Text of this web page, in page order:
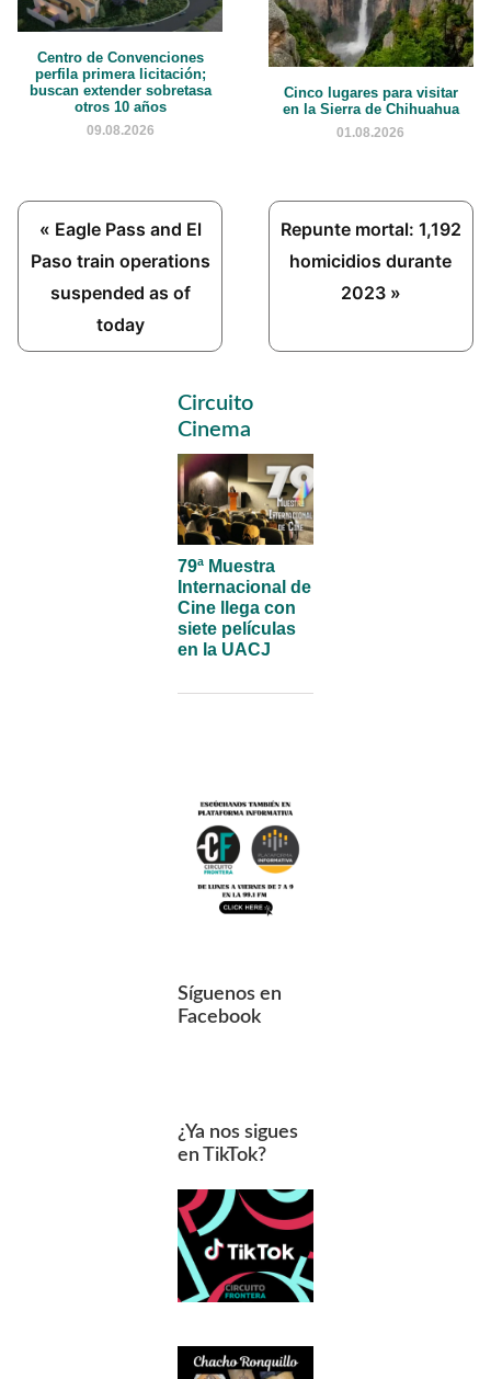
Centro de Convenciones
perfila primera licitación;
buscan extender sobretasa
otros 10 años
09.08.2026
Cinco lugares para visitar
en la Sierra de Chihuahua
01.08.2026
Previous
Post:
« Eagle Pass and El
Paso train operations
suspended as of
today
Next
Post:
Repunte mortal: 1,192
homicidios durante
2023 »
Primary
Sidebar
Circuito
Cinema
79ª Muestra
Internacional de
Cine llega con
siete películas
en la UACJ
Síguenos en
Facebook
¿Ya nos sigues
en TikTok?